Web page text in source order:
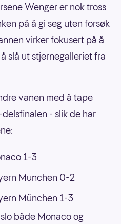
Wenger er nok tross
på å gi seg uten forsøk
virker fokusert på å
slå ut stjernegalleriet fra
vanen med å tape
- slik de har
1-3
Munchen 0-2
München 1-3
både Monaco og